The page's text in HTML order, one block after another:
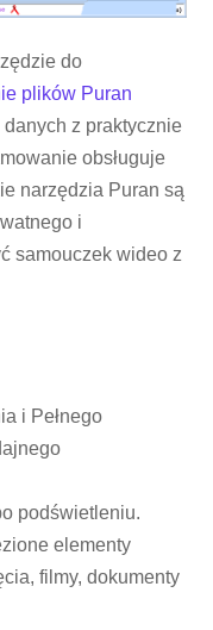
do
plików Puran
z praktycznie
obsługuje
narzędzia Puran są
i
samouczek wideo z
i Pełnego
podświetleniu.
elementy
filmy, dokumenty